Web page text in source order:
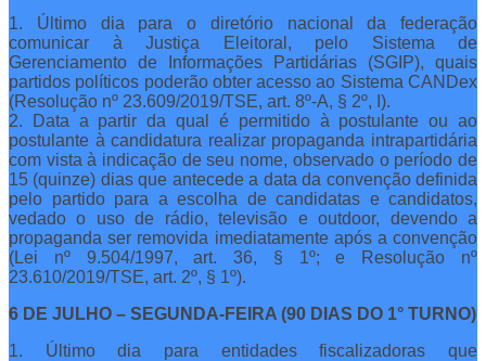
1. Último dia para o diretório nacional da federação
comunicar à Justiça Eleitoral, pelo Sistema de
Gerenciamento de Informações Partidárias (SGIP), quais
partidos políticos poderão obter acesso ao Sistema CANDex
(Resolução nº 23.609/2019/TSE, art. 8º-A, § 2º, I).
2. Data a partir da qual é permitido à postulante ou ao
postulante à candidatura realizar propaganda intrapartidária
com vista à indicação de seu nome, observado o período de
15 (quinze) dias que antecede a data da convenção definida
pelo partido para a escolha de candidatas e candidatos,
vedado o uso de rádio, televisão e outdoor, devendo a
propaganda ser removida imediatamente após a convenção
(Lei nº 9.504/1997, art. 36, § 1º; e Resolução nº
23.610/2019/TSE, art. 2º, § 1º).
6 DE JULHO – SEGUNDA-FEIRA (90 DIAS DO 1° TURNO)
1. Último dia para entidades fiscalizadoras que